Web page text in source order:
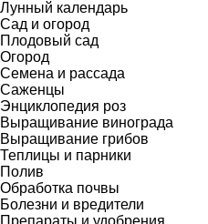
Лунный календарь
Сад и огород
Плодовый сад
Огород
Семена и рассада
Саженцы
Энциклопедия роз
Выращивание винограда
Выращивание грибов
Теплицы и парники
Полив
Обработка почвы
Болезни и вредители
Препараты и удобрения